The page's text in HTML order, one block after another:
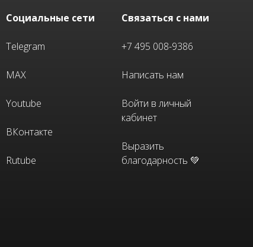
Социальные сети
Telegram
MAX
Youtube
ВКонтакте
Rutube
Связаться с нами
+7 495 008-9386
Написать нам
Войти в личный
кабинет
Выразить
благодарность 💚